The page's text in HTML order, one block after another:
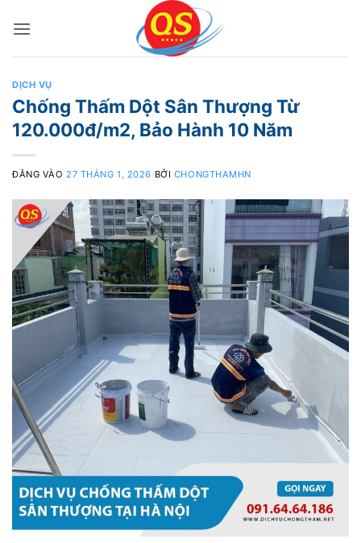
qua
DỊCH VỤ
Chống Thấm Dột Sân Thượng Từ
120.000đ/m2, Bảo Hành 10 Năm
ĐĂNG VÀO 27 THÁNG 1, 2026 BỞI CHONGTHAMHN